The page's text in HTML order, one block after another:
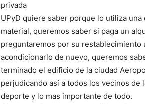
privada
UPyD quiere saber porque lo utiliza
material, queremos saber si paga un
preguntaremos por su restablecimiento
acondicionarlo de nuevo, queremos
terminado el edificio de la ciudad
perjudicando así a todos los vecinos de
deporte y lo mas importante de todo.